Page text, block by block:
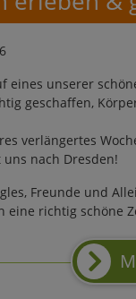
eines unserer
geschaffen,
verlängertes
nach Dresden!
Freunde und
eine richtig schöne